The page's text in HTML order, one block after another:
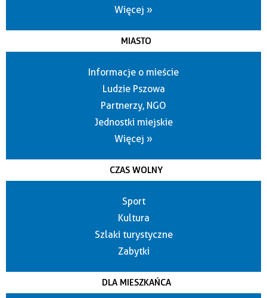
Więcej »
MIASTO
Informacje o mieście
Ludzie Pszowa
Partnerzy, NGO
Jednostki miejskie
Więcej »
CZAS WOLNY
Sport
Kultura
Szlaki turystyczne
Zabytki
DLA MIESZKAŃCA